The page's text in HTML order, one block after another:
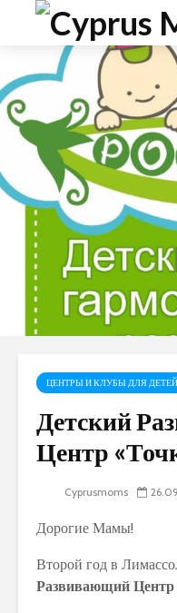
ЦЕНТРЫ И КЛУБЫ ДЛЯ ДЕТЕЙ
Детский
Центр
Cyprusmoms
Дорогие Мамы!
Второй год в
Развивающий Центр